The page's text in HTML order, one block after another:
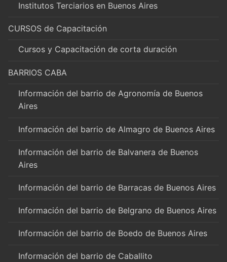
Institutos Terciarios en Buenos Aires
CURSOS de Capacitación
Cursos y Capacitación de corta duración
BARRIOS CABA
Información del barrio de Agronomía de Buenos
Aires
Información del barrio de Almagro de Buenos Aires
Información del barrio de Balvanera de Buenos
Aires
Información del barrio de Barracas de Buenos Aires
Información del barrio de Belgrano de Buenos Aires
Información del barrio de Boedo de Buenos Aires
Información del barrio de Caballito